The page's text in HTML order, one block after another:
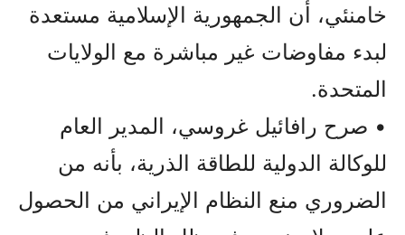
خامنئي، أن الجمهورية الإسلامية مستعدة
لبدء مفاوضات غير مباشرة مع الولايات
المتحدة.
• صرح رافائيل غروسي، المدير العام
للوكالة الدولية للطاقة الذرية، بأنه من
الضروري منع النظام الإيراني من الحصول